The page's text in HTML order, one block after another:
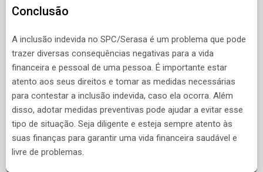
Conclusão
A inclusão indevida no SPC/Serasa é um problema que pode
trazer diversas consequências negativas para a vida
financeira e pessoal de uma pessoa. É importante estar
atento aos seus direitos e tomar as medidas necessárias
para contestar a inclusão indevida, caso ela ocorra. Além
disso, adotar medidas preventivas pode ajudar a evitar esse
tipo de situação. Seja diligente e esteja sempre atento às
suas finanças para garantir uma vida financeira saudável e
livre de problemas.